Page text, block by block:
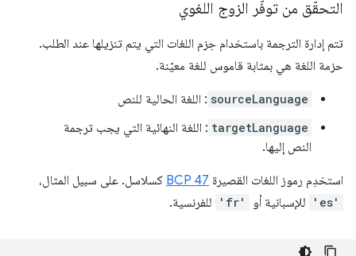
التحقّق من توفّر الزوج اللغوي
تتم إدارة الترجمة باستخدام حِزم اللغات التي يتم تنزيلها عند الطلب.
حزمة اللغة هي بمثابة قاموس للغة معيّنة.
sourceLanguage : اللغة الحالية للنص
targetLanguage : اللغة النهائية التي يجب ترجمة
النص إليها.
استخدِم رموز اللغات القصيرة BCP 47 كسلاسل. على سبيل المثال،
'es' للإسبانية أو 'fr' للفرنسية.